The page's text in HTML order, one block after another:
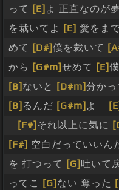
って [E] よ 正直なのが
を裁いてよ
[E] 愛をま
めて [D#]僕を裁いて
から [G#m]せめて [E]
[B] ないと [D#m]分かっ
[B] るんだ [G#m] よ _
[F#] それ以上に気に
[F#] 空白だっていいん
を 打つって [G] 吐いて
ってこ
[G] ない 奪った